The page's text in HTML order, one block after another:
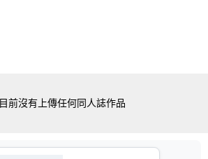
目前沒有上傳任何同人誌作品